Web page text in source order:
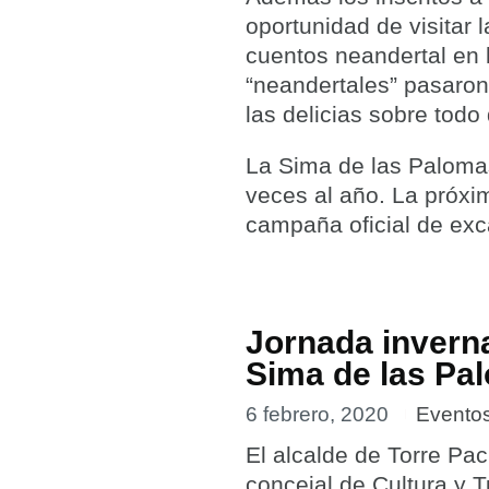
oportunidad de visitar
cuentos neandertal en
“neandertales”
las delicias sobre
La Sima de las
veces al año. La
campaña oficial de
Jornada
Sima de las
6 febrero, 2020
El alcalde de Torre